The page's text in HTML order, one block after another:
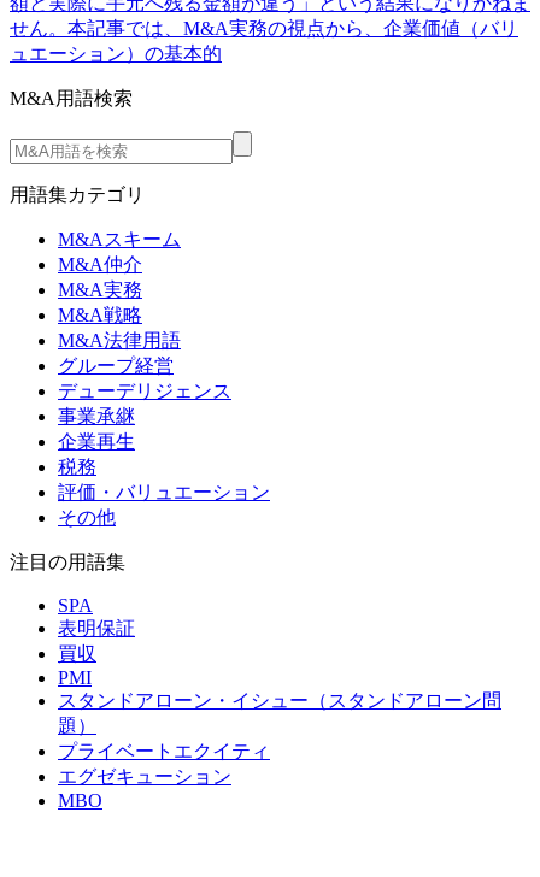
せん。本記事では、M&A実務の視点から、企業価値（バリ
ュエーション）の基本的
M&A用語検索
用語集カテゴリ
M&Aスキーム
M&A仲介
M&A実務
M&A戦略
M&A法律用語
グループ経営
デューデリジェンス
事業承継
企業再生
税務
評価・バリュエーション
その他
注目の用語集
SPA
表明保証
買収
PMI
スタンドアローン・イシュー（スタンドアローン問
題）
プライベートエクイティ
エグゼキューション
MBO